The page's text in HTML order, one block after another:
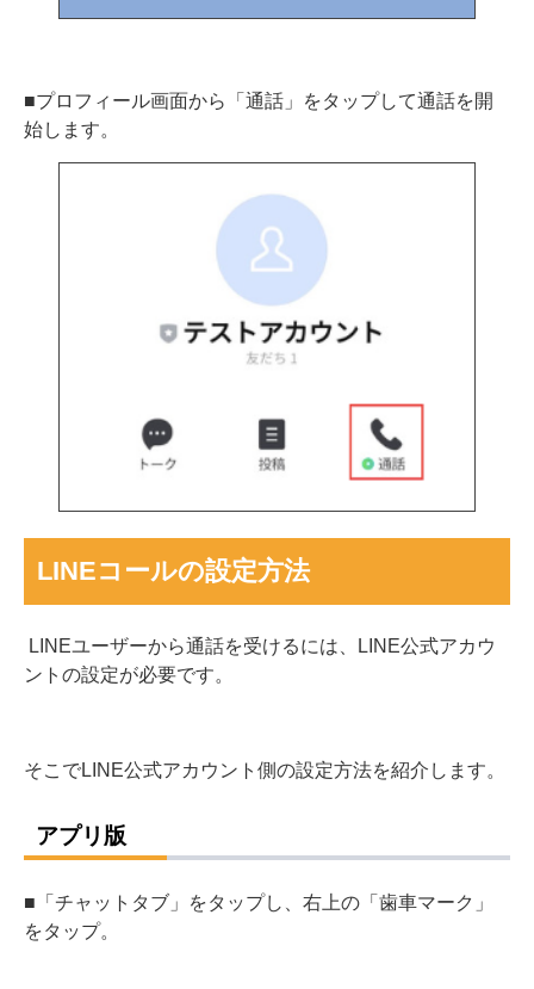
■プロフィール画面から「通話」をタップして通話を開
始します。
LINEコールの設定方法
LINEユーザーから通話を受けるには、LINE公式アカウ
ントの設定が必要です。
そこでLINE公式アカウント側の設定方法を紹介します。
アプリ版
■「チャットタブ」をタップし、右上の「歯車マーク」
をタップ。